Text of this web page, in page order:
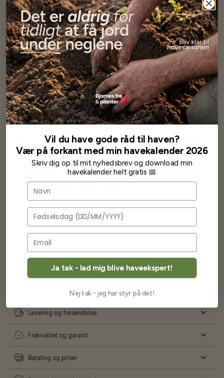
Specifikationer
Se mere af Alle produkter
Vores kundersiger...
Har altid kun mødt god vejledning og hjælp fra Barney (Bjarne)
Har lige i går modtaget de fineste asparges kroner med posten
wauw en god kvalitet og størrelse.
Som skrevet før når jeg har skrevet med Bjarne har jeg altid mødt
Jeg vil klart anbefale andre at købe her fra
Karsten Larsen
Levering og forsendelse
Frøkvalitet og garanti
Betaling og priser
Vil du have gode råd til haven?
Vær på forkant med min havekalender 2026
Skriv dig op til mit nyhedsbrev og download min
havekalender helt gratis 📅
Navn
Fødselsdag
Ja tak - lad mig blive haveekspert!
Nej tak - jeg har styr på det!